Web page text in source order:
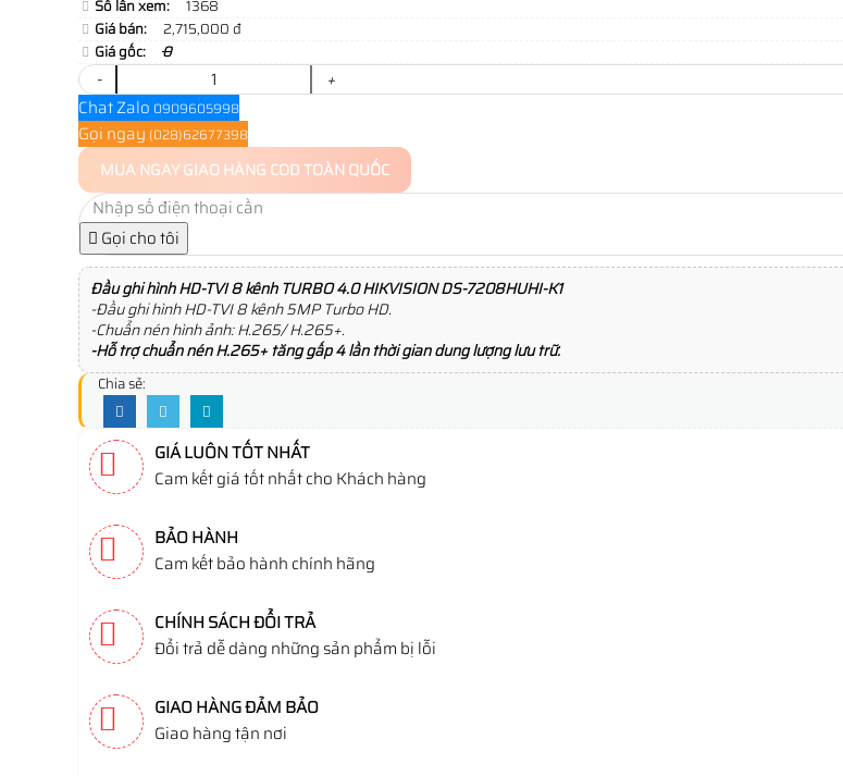
Số lần xem:
1368
Giá bán:
2,715,000 đ
Giá gốc:
0
-
+
Chat Zalo 0909605998
Gọi ngay (028)62677398
MUA NGAYGIAO HÀNG COD TOÀN QUỐC
Gọi cho tôi
Đầu ghi hình HD-TVI 8 kênh TURBO 4.0 HIKVISION DS-7208HUHI-K1
-Đầu ghi hình HD-TVI 8 kênh 5MP Turbo HD.
-Chuẩn nén hình ảnh: H.265/ H.265+.
-Hỗ trợ chuẩn nén H.265+ tăng gấp 4 lần thời gian dung lượng lưu trữ.
Chia sẻ:
GIÁ LUÔN TỐT NHẤT
Cam kết giá tốt nhất cho Khách hàng
BẢO HÀNH
Cam kết bảo hành chính hãng
CHÍNH SÁCH ĐỔI TRẢ
Đổi trả dễ dàng những sản phẩm bị lỗi
GIAO HÀNG ĐẢM BẢO
Giao hàng tận nơi